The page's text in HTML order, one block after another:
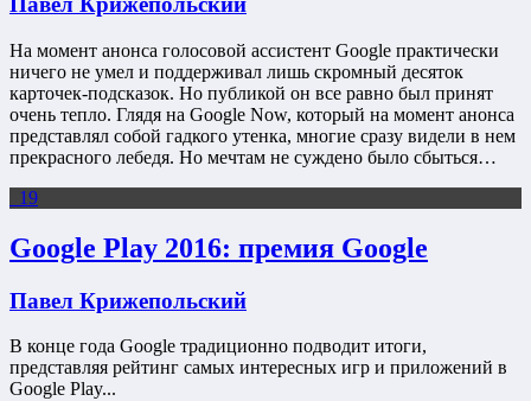
На момент анонса голосовой ассистент Google практически
ничего не умел и поддерживал лишь скромный десяток
карточек-подсказок. Но публикой он все равно был принят
очень тепло. Глядя на Google Now, который на момент анонса
представлял собой гадкого утенка, многие сразу видели в нем
прекрасного лебедя. Но мечтам не суждено было сбыться…
19
Google Play 2016: премия Google
Павел Крижепольский
В конце года Google традиционно подводит итоги,
представляя рейтинг самых интересных игр и приложений в
Google Play...